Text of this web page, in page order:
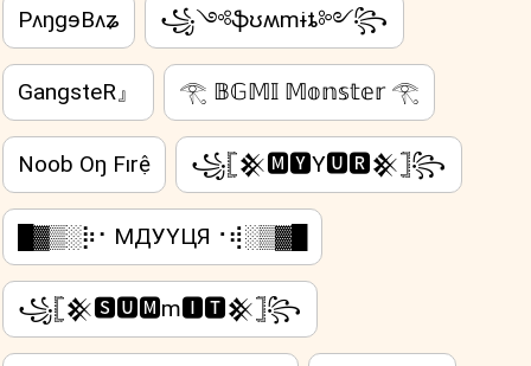
PʌŋgɘBʌʑ ꧁༺ֆʊʍmɨȶ༻꧂
GangsteR』 𓂀 𝔹𝔾𝕄𝕀 𝕄𝕠𝕟𝕤𝕥𝕖𝕣 𓂀
Noob Oŋ Fırệ ꧁𓊈𒆜🅼🆈Y🆄🆁𒆜𓊉꧂
█▓▒­░⡷⠂MДУYЦЯ⠐⢾░▒▓█
꧁𓊈𒆜🆂🆄🅼m🅸🆃𒆜𓊉꧂